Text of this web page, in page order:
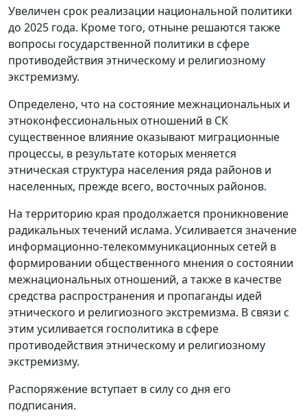
Увеличен срок реализации национальной политики
до 2025 года. Кроме того, отныне решаются также
вопросы государственной политики в сфере
противодействия этническому и религиозному
экстремизму.
Определено, что на состояние межнациональных и
этноконфессиональных отношений в СК
существенное влияние оказывают миграционные
процессы, в результате которых меняется
этническая структура населения ряда районов и
населенных, прежде всего, восточных районов.
На территорию края продолжается проникновение
радикальных течений ислама. Усиливается значение
информационно-телекоммуникационных сетей в
формировании общественного мнения о состоянии
межнациональных отношений, а также в качестве
средства распространения и пропаганды идей
этнического и религиозного экстремизма. В связи с
этим усиливается госполитика в сфере
противодействия этническому и религиозному
экстремизму.
Распоряжение вступает в силу со дня его
подписания.